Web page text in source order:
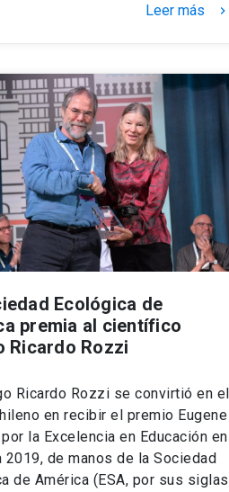
Leer más keyboard_arrow_right
Ecológica de
premia al científico
Ricardo Rozzi
Ricardo Rozzi se convirtió en el
en recibir el premio Eugene
por la Excelencia en Educación en
2019, de manos de la Sociedad
de América (ESA, por sus siglas